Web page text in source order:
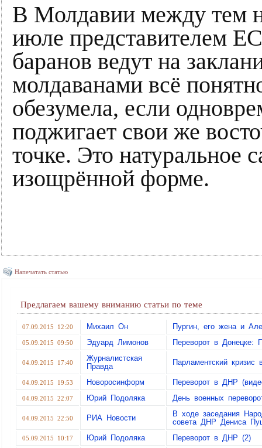
В Молдавии между тем
июле представителем
баранов ведут на
молдаванами всё
обезумела, если
поджигает свои же
точке. Это натуральное
изощрённой форме.
Напечатать статью
Предлагаем вашему вниманию статьи по теме
07.09.2015 12:20 Михаил Он Пургин, его жена и
05.09.2015 09:50 Эдуард Лимонов Переворот в Донецке:
04.09.2015 17:40
Журналистская
Правда
Парламентский
04.09.2015 19:53 Новоросинформ Переворот в ДНР
04.09.2015 22:07 Юрий Подоляка День военных
04.09.2015 22:50 РИА Новости
В ходе заседания
совета ДНР Дениса
05.09.2015 10:17 Юрий Подоляка Переворот в ДНР (2)